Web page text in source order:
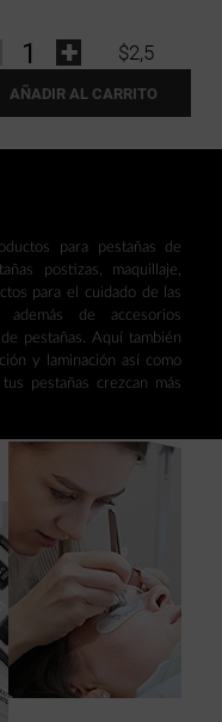
$2,5
+
AÑADIR AL CARRITO
para pestañas de
postizas, maquillaje,
para el cuidado de las
de accesorios
pestañas. Aquí también
y laminación así como
pestañas crezcan más